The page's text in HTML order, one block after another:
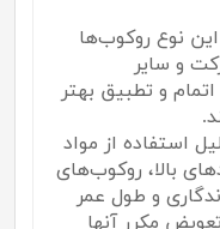
این نوع روکوب‌ها
و سایر
و تطبیق بهتر
استفاده از مواد
بالا، روکوب‌های
و طول عمر
مکرر آنها